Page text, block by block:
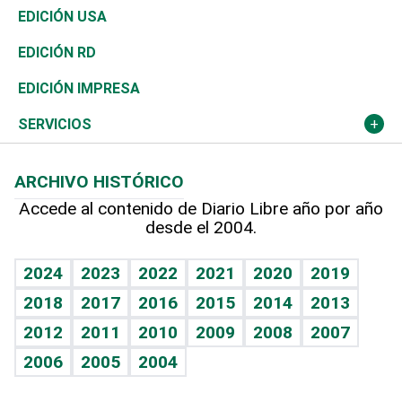
Reportajes
África
Ocenanía
Caribe
Resto del mundo
Vivienda
Telecom.
Global y variable
Economía personal
Buena Vida
Sociales
Novedades
Podcast Arte Libre
Hablando con el pediatra
Vida y familia
Eñe
Celebrando la vida
Sin complejos
Ciclismo
Tenis
Olimpismo
Más deportes
Línea de hit
TBT Deportivo
En Directo
El Espía
Noticiero Poteleche
Columnistas
Más firmas
Tecnología
Historia
Martes de tecnología
Cambio climático
Economía
Revista
Deportes
Opinión
Hecho en casa
Guía del dinero
EDICIÓN USA
EDICIÓN RD
EDICIÓN IMPRESA
SERVICIOS
Cumpleaños
Horóscopos
Crucigramas
ARCHIVO HISTÓRICO
Accede al contenido de Diario Libre año por año
desde el 2004.
2024 2023 2022 2021 2020
2019
2018
2017 2016 2015 2014
2013
2012
2011 2010 2009 2008
2007
2006
2005 2004